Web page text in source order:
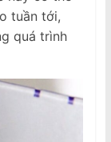
tuần tới,
quá trình